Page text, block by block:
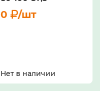
0 /шт
Нет в наличии